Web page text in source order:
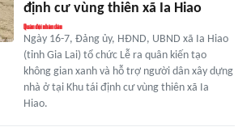
định cư vùng thiên xã Ia Hiao
Ngày 16-7, Đảng ủy, HĐND, UBND xã Ia Hiao
(tỉnh Gia Lai) tổ chức Lễ ra quân kiến tạo
không gian xanh và hỗ trợ người dân xây dựng
nhà ở tại Khu tái định cư vùng thiên xã Ia
Hiao.